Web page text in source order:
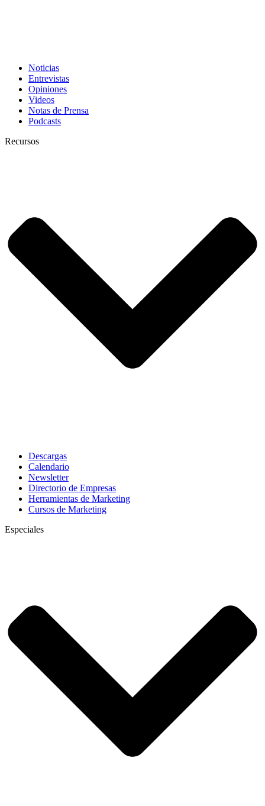
Noticias
Entrevistas
Opiniones
Videos
Notas de Prensa
Podcasts
Recursos
Descargas
Calendario
Newsletter
Directorio de Empresas
Herramientas de Marketing
Cursos de Marketing
Especiales